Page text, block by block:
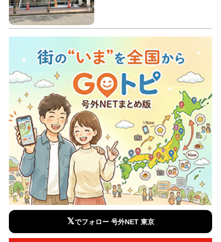
𝕏でフォロー 号外NET 東京